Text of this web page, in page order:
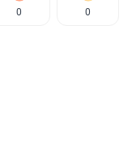
0 0